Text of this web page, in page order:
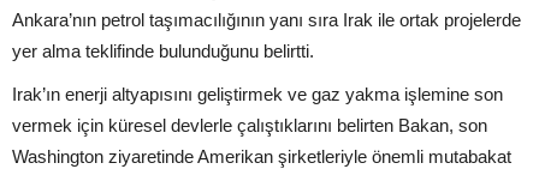
Ankara’nın petrol taşımacılığının yanı sıra Irak ile ortak projelerde
yer alma teklifinde bulunduğunu belirtti.
Irak’ın enerji altyapısını geliştirmek ve gaz yakma işlemine son
vermek için küresel devlerle çalıştıklarını belirten Bakan, son
Washington ziyaretinde Amerikan şirketleriyle önemli mutabakat